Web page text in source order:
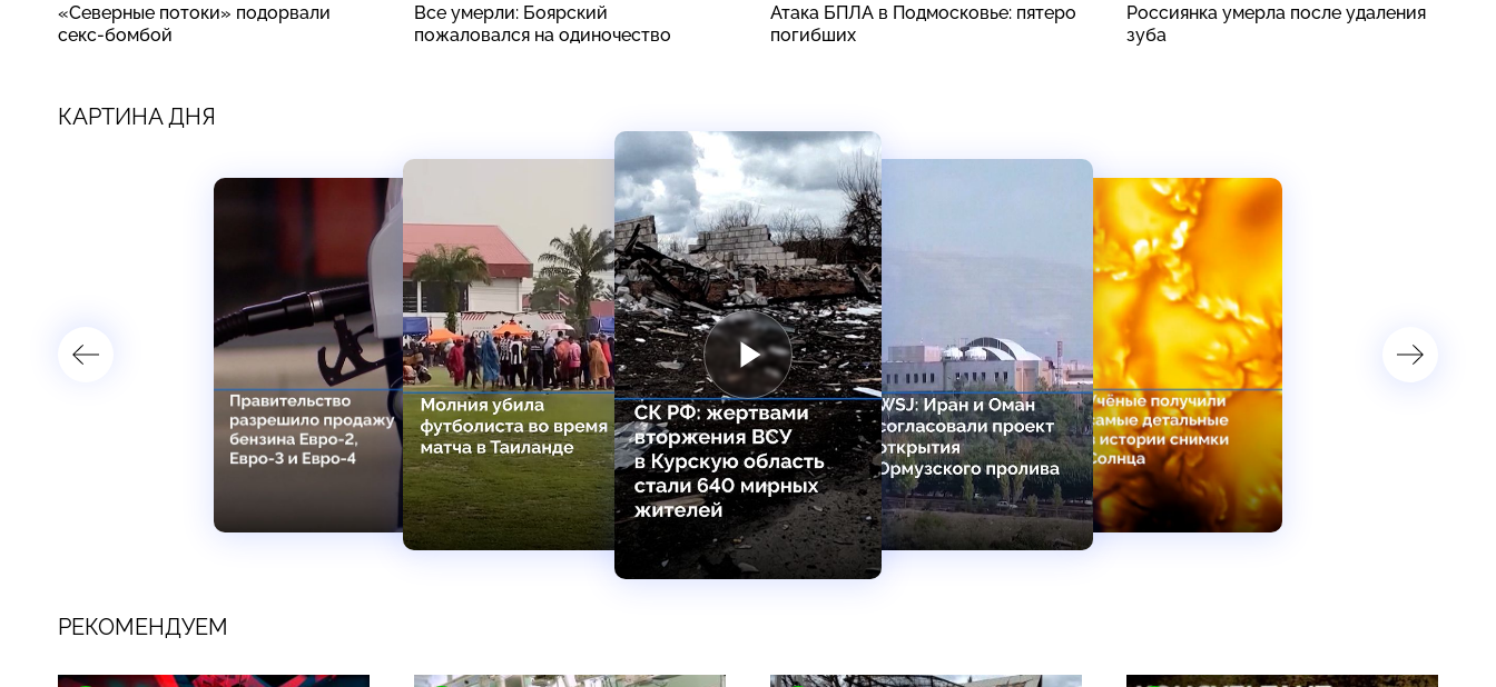
«Северные потоки» подорвали
секс-бомбой
Все умерли: Боярский
пожаловался на одиночество
Атака БПЛА в Подмосковье: пятеро
погибших
Россиянка умерла после удаления
зуба
КАРТИНА ДНЯ
РЕКОМЕНДУЕМ